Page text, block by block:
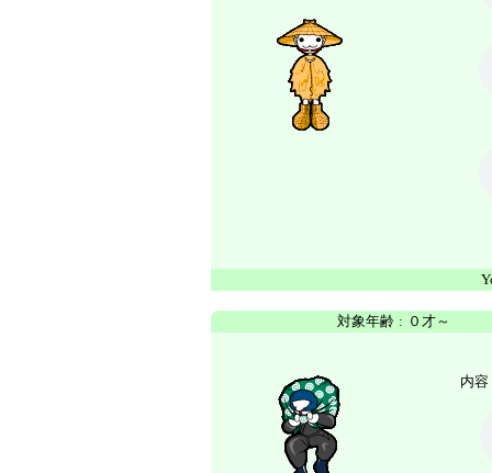
対象年齢 : ０才～
内容